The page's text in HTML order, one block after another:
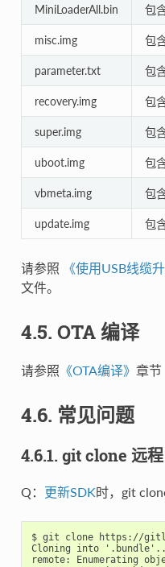
MiniLoaderAll.bin 包
misc.img 包
parameter.txt 包
recovery.img 包
super.img 包
uboot.img 包
vbmeta.img 包
update.img 包
请参照 《使用USB线缆
文件。
4.5. OTA 编译
请参照 《OTA编译》 章节
4.6. 常见问题
4.6.1. git clone 远
Q： 更新SDK时，git
$ git clone https://
Cloning into
remote: Enumerating